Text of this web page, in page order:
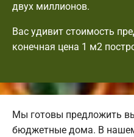
двух миллионов.
Вас удивит стоимость
конечная цена 1 м2
Мы готовы предложить
бюджетные дома. В